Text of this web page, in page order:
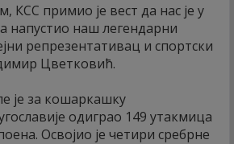
КСС примио је вест да нас је у
напустио наш легендарни
репрезентативац и спортски
Цветковић.
је за кошаркашку
одиграо 149 утакмица
Освојио је четири сребрне